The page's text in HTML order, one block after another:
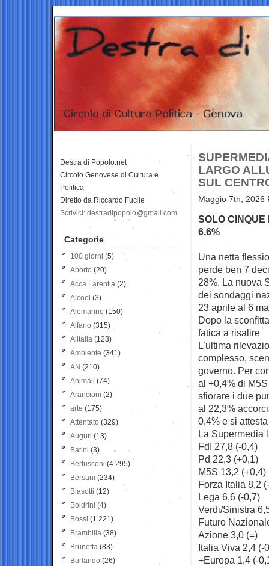
LARGO
SUL
Maggio 7th, 2026
SOLO CINQUE
6,6%
Una netta
perde ben 7
28%. La nuova
dei sondaggi
23 aprile al 6
Dopo la
fatica a risalire
L’ultima
complesso,
governo. Per
al +0,4% di
sfiorare i due
al 22,3%
0,4% e si
La Supermedia
FdI 27,8 (-0,4)
Pd 22,3 (+0,1)
M5S 13,2 (+0,4)
Forza Italia 8,2
Lega 6,6 (-0,7)
Verdi/Sinistra
Futuro
Azione 3,0 (=)
Italia Viva 2,4 (-
+Europa 1,4 (-
Destra di Popolo.net
Circolo Genovese di Cultura e
Politica
Diretto da Riccardo Fucile
Scrivici: destradipopolo@gmail.com
Categorie
100 giorni (5)
Aborto (20)
Acca Larentia (2)
Alcool (3)
Alemanno (150)
Alfano (315)
Alitalia (123)
Ambiente (341)
AN (210)
Animali (74)
Arancioni (2)
arte (175)
Attentato (329)
Auguri (13)
Batini (3)
Berlusconi (4.295)
Bersani (234)
Biasotti (12)
Boldrini (4)
Bossi (1.221)
Brambilla (38)
Brunetta (83)
Burlando (26)